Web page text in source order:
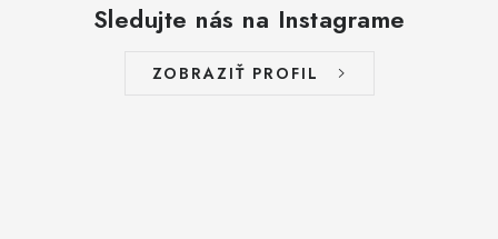
Sledujte nás na Instagrame
ZOBRAZIŤ PROFIL